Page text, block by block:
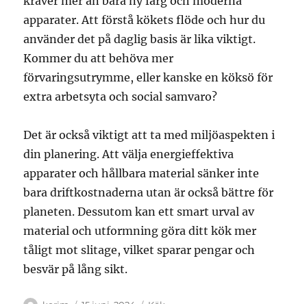
apparater. Att förstå kökets flöde och hur du
använder det på daglig basis är lika viktigt.
Kommer du att behöva mer
förvaringsutrymme, eller kanske en köksö för
extra arbetsyta och social samvaro?
Det är också viktigt att ta med miljöaspekten i
din planering. Att välja energieffektiva
apparater och hållbara material sänker inte
bara driftkostnaderna utan är också bättre för
planeten. Dessutom kan ett smart urval av
material och utformning göra ditt kök mer
tåligt mot slitage, vilket sparar pengar och
besvär på lång sikt.